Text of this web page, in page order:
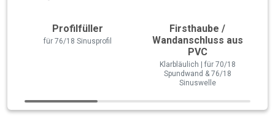
Profilfüller
für 76/18 Sinusprofil
Firsthaube /
Wandanschluss aus
PVC
Klarbläulich | für 70/18
Spundwand & 76/18
Sinuswelle